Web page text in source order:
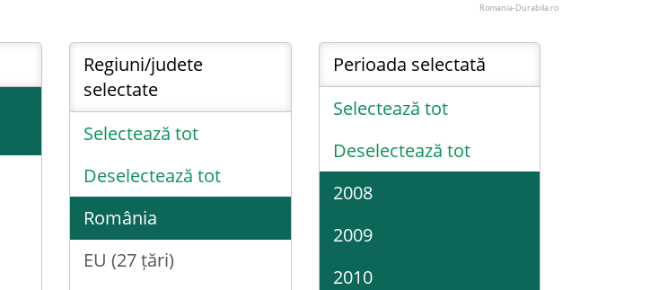
Romania-Durabila.ro
Regiuni/judete
selectate
Selectează tot
Deselectează tot
România
EU (27 țări)
Perioada selectată
Selectează tot
Deselectează tot
2008
2009
2010